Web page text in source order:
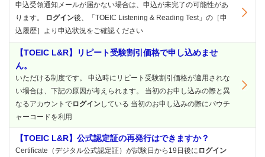
申込受領通知メールが届かない場合は、申込が未完了の可能性があ
ります。
ログイン後、「TOEIC Listening & Reading Test」の［申
込履歴］より申込状況をご確認ください
【TOEIC L&R】リピート受験割引価格で申し込めませ
ん。
いただける制度です。 申込時にリピート受験割引価格が適用されな
い場合は、下記の原因が考えられます。 当初のお申し込みの際と異
なるアカウントでログインしている 当初のお申し込みの際にバウチ
ャーコードを利用
【TOEIC L&R】公式認定証の再発行はできますか？
Certificate（デジタル公式認定証）が試験日から19日後に ログイン